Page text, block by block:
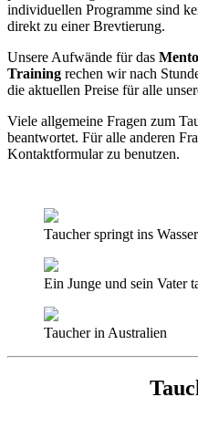
individuellen Programme sind
direkt zu einer Brevtierung.
Unsere Aufwände für das
Training rechen wir nach
die aktuellen Preise für alle
Viele allgemeine Fragen zum
beantwortet. Für alle anderen
Kontaktformularzu benutzen.
Taucher springt ins
Ein Junge und sein Vater
Taucher in Australien